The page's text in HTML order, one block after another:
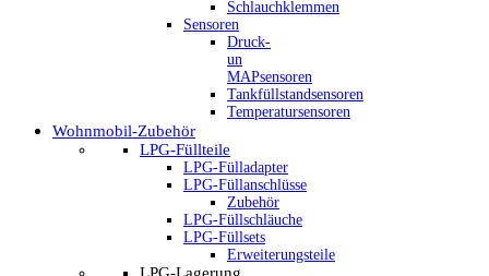
Schlauchklemmen
Sensoren
Druck-
un
MAPsensoren
Tankfüllstandsensoren
Temperatursensoren
Wohnmobil-Zubehör
LPG-Füllteile
LPG-Fülladapter
LPG-Füllanschlüsse
Zubehör
LPG-Füllschläuche
LPG-Füllsets
Erweiterungsteile